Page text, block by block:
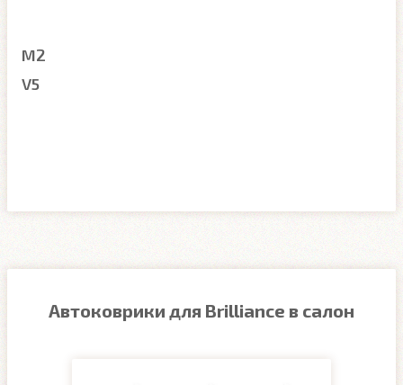
M2
V5
Автоковрики для Brilliance в салон